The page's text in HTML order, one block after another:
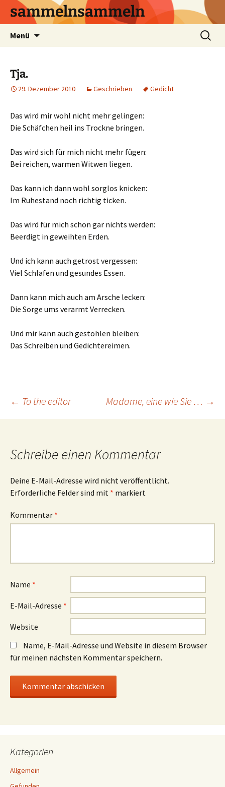
sammelnsammeln
Menü
Suchen
nach:
Tja.
29. Dezember 2010 Geschrieben Gedicht
Das wird mir wohl nicht mehr gelingen:
Die Schäfchen heil ins Trockne bringen.
Das wird sich für mich nicht mehr fügen:
Bei reichen, warmen Witwen liegen.
Das kann ich dann wohl sorglos knicken:
Im Ruhestand noch richtig ticken.
Das wird für mich schon gar nichts werden:
Beerdigt in geweihten Erden.
Und ich kann auch getrost vergessen:
Viel Schlafen und gesundes Essen.
Dann kann mich auch am Arsche lecken:
Die Sorge ums verarmt Verrecken.
Und mir kann auch gestohlen bleiben:
Das Schreiben und Gedichtereimen.
Beitrags-
← To the editor Madame, eine wie Sie … →
Schreibe einen Kommentar
Deine E-Mail-Adresse wird nicht veröffentlicht.
Erforderliche Felder sind mit * markiert
Kommentar *
Name *
E-Mail-Adresse *
Website
Name, E-Mail-Adresse und Website in diesem Browser
für meinen nächsten Kommentar speichern.
Kategorien
Allgemein